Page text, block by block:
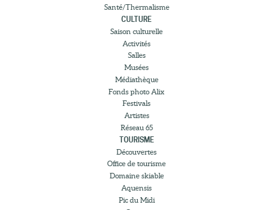
Santé/Thermalisme
CULTURE
Saison culturelle
Activités
Salles
Musées
Médiathèque
Fonds photo Alix
Festivals
Artistes
Réseau 65
TOURISME
Découvertes
Office de tourisme
Domaine skiable
Aquensis
Pic du Midi